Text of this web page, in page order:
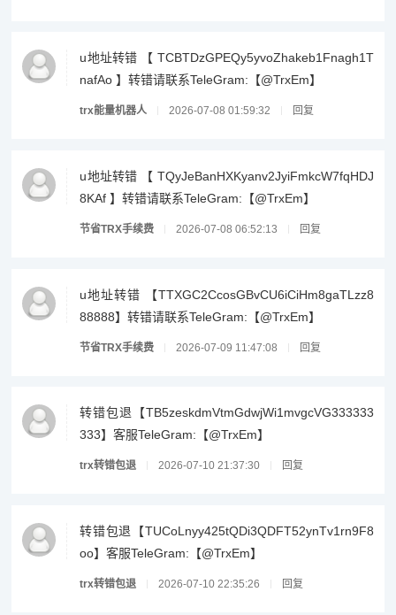
u地址转错 【 TCBTDzGPEQy5yvoZhakeb1Fnagh1T
nafAo 】转错请联系TeleGram:【@TrxEm】
trx能量机器人 2026-07-08 01:59:32 回复
u地址转错 【 TQyJeBanHXKyanv2JyiFmkcW7fqHDJ
8KAf 】转错请联系TeleGram:【@TrxEm】
节省TRX手续费 2026-07-08 06:52:13 回复
u地址转错 【TTXGC2CcosGBvCU6iCiHm8gaTLzz8
88888】转错请联系TeleGram:【@TrxEm】
节省TRX手续费 2026-07-09 11:47:08 回复
转错包退【TB5zeskdmVtmGdwjWi1mvgcVG333333
333】客服TeleGram:【@TrxEm】
trx转错包退 2026-07-10 21:37:30 回复
转错包退【TUCoLnyy425tQDi3QDFT52ynTv1rn9F8
oo】客服TeleGram:【@TrxEm】
trx转错包退 2026-07-10 22:35:26 回复